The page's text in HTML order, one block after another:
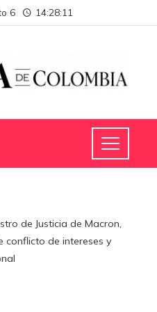
6 14:28:11
de Justicia de Macron,
conflicto de intereses y